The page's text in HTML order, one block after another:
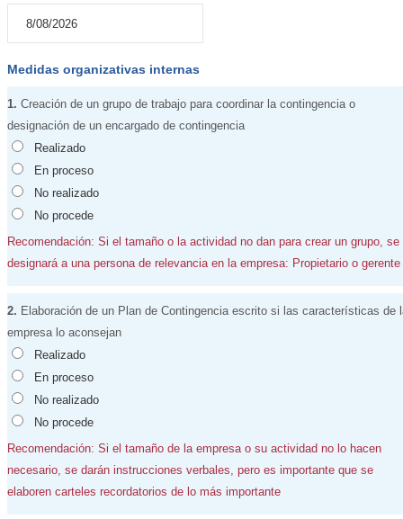
Medidas organizativas internas
1. Creación de un grupo de trabajo para coordinar la contingencia o
designación de un encargado de contingencia
Realizado
En proceso
No realizado
No procede
Recomendación: Si el tamaño o la actividad no dan para crear un grupo, se
designará a una persona de relevancia en la empresa: Propietario o gerente
2. Elaboración de un Plan de Contingencia escrito si las características de
empresa lo aconsejan
Realizado
En proceso
No realizado
No procede
Recomendación: Si el tamaño de la empresa o su actividad no lo hacen
necesario, se darán instrucciones verbales, pero es importante que se
elaboren carteles recordatorios de lo más importante